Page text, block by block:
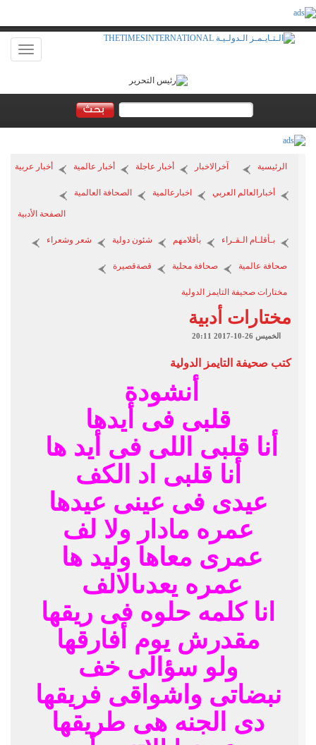
Toggle
الرئيسية آخرالاخبار أخبار عاجلة أخبار عالمية أخبار عربية
أخبارالعالم العربي اخبارعالمية الصحافة العالمية
الصفحة الأدبية
بـأقلـام الـقـراء بأقلامهم شئون دولية شعر وشعراء
صحافة عالمية صحافة محلية قصةقصيرة
مختارات صحيفة التايمز الدولية
مختارات أدبية
الخميس 26-10-2017 20:11
كتب صحيفة التايمز الدولية
أنشودة
قلبى فى أيدها
أنا قلبى اللى فى أيد ها
أنا قلبى اد الكف
عيدى فى عينى عيدها
عمره مادار ولا لف
عمرى معاها وليد ها
عمره يعدىالالف
انا كلمه حلوه فى ريقها
مقدرش يوم أفارقها
ولو سؤالى خف
نبضاتى واشواقى فريقها
دى الجنه هى طريقها